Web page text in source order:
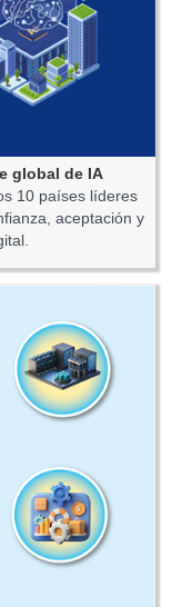
global de IA
10 países líderes
aceptación y